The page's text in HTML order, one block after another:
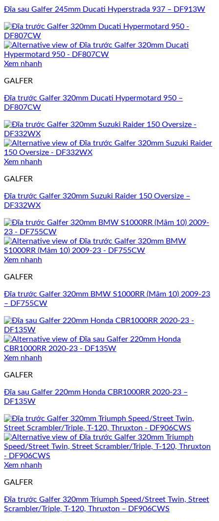
Đĩa sau Galfer 245mm Ducati Hyperstrada 937 – DF913W
Xem nhanh
GALFER
Đĩa trước Galfer 320mm Ducati Hypermotard 950 –
DF807CW
Xem nhanh
GALFER
Đĩa trước Galfer 320mm Suzuki Raider 150 Oversize –
DF332WX
Xem nhanh
GALFER
Đĩa trước Galfer 320mm BMW S1000RR (Mâm 10) 2009-23
– DF755CW
Xem nhanh
GALFER
Đĩa sau Galfer 220mm Honda CBR1000RR 2020-23 –
DF135W
Xem nhanh
GALFER
Đĩa trước Galfer 320mm Triumph Speed/Street Twin, Street
Scrambler/Triple, T-120, Thruxton – DF906CWS